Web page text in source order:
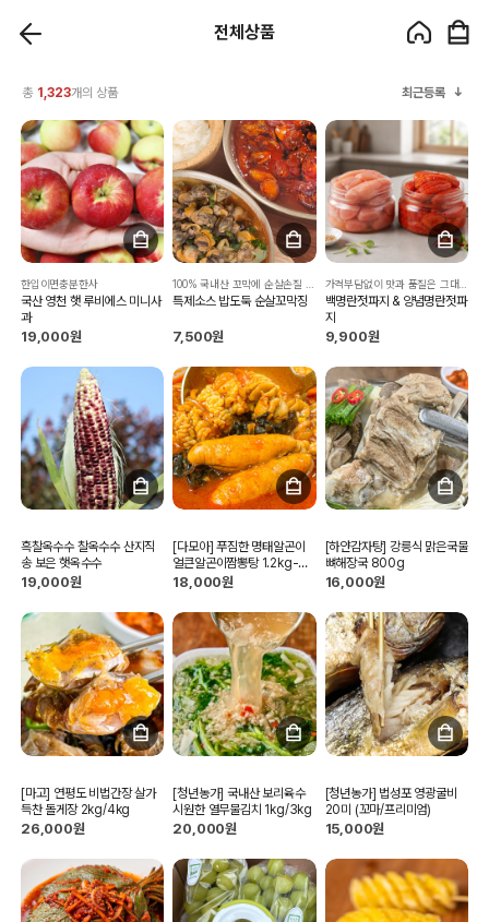
전체상품
총 1,323개의 상품 최근등록
한입이면충분한사
국산 영천 햇 루비에스 미니사
과
19,000원
특제소스 밥도둑 순살꼬막징
7,500원
백명란젓파지 & 양념명란젓파
지
9,900원
흑찰옥수수 찰옥수수 산지직
송 보은 햇옥수수
19,000원
[다모아] 푸짐한 명태알곤이
얼큰알곤이짬뽕탕 1.2kg-
3kg
18,000원
[하얀감자탕] 강릉식 맑은국물
뼈해장국 800g
16,000원
[마고] 연평도 비법간장 살가
득찬 돌게장 2kg/4kg
26,000원
[청년농가] 국내산 보리육수
시원한 열무물김치 1kg/3kg
20,000원
[청년농가] 법성포 영광굴비
20미 (꼬마/프리미엄)
15,000원